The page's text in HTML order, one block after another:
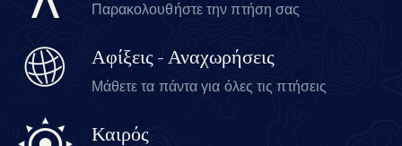
Παρακολουθήστε την πτήση σας
Αφίξεις - Αναχωρήσεις
Μάθετε τα πάντα για όλες τις πτήσεις
Καιρός